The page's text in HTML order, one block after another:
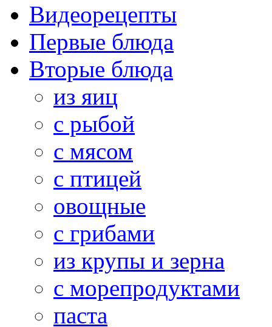
Видеорецепты
Первые блюда
Вторые блюда
из яиц
с рыбой
с мясом
с птицей
овощные
с грибами
из крупы и зерна
с морепродуктами
паста